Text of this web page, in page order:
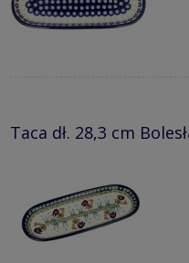
Taca dł. 28,3 cm